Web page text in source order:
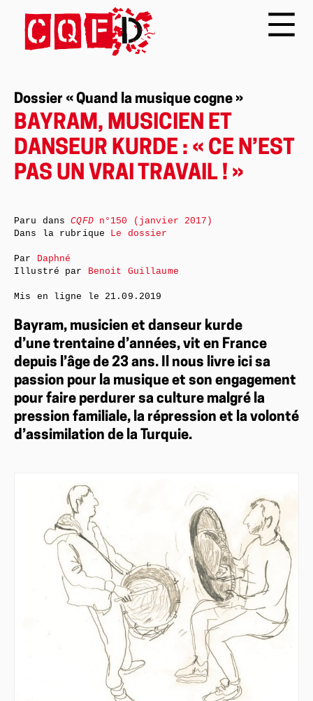
Dossier « Quand la musique cogne »
BAYRAM, MUSICIEN ET
DANSEUR KURDE : « CE N’EST
PAS UN VRAI TRAVAIL ! »
Bayram, musicien et danseur kurde
d’une trentaine d’années, vit en France
depuis l’âge de 23 ans. Il nous livre ici sa
passion pour la musique et son engagement
pour faire perdurer sa culture malgré la
pression familiale, la répression et la volonté
d’assimilation de la Turquie.
Paru dansCQFDn°150 (janvier 2017)
Dans la rubrique Le dossier
Par Daphné
Illustré par Benoit Guillaume
Mis en ligne le 21.09.2019